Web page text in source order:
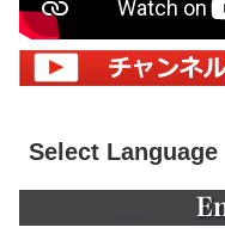
Select Language